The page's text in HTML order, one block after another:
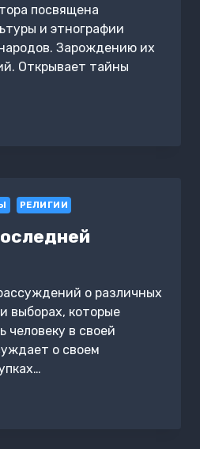
посвящена
и этнографии
Зарождению их
Открывает тайны
РЕЛИГИИ
о различных
выборах, которые
человеку в своей
о своем